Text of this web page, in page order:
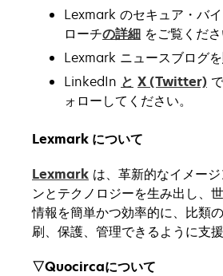
Lexmark のセキュア・バ
ローチの詳細 をご覧くださ
Lexmark ニュースブログを
LinkedIn と X (Twitter)
ォローしてください。
Lexmark について
Lexmark は、革新的なイメー
ンとテクノロジーを生み出し、
情報を簡単かつ効率的に、比類
刷、保護、管理できるように支
▽Quocircaについて